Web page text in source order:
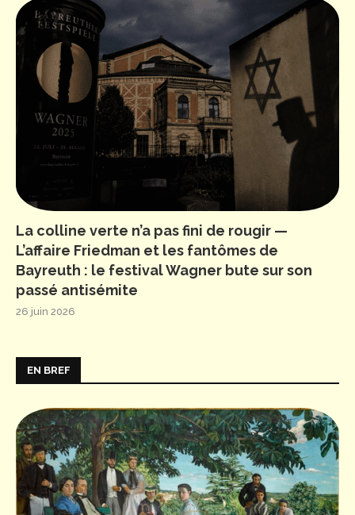
La colline verte n’a pas fini de rougir —
L’affaire Friedman et les fantômes de
Bayreuth : le festival Wagner bute sur son
passé antisémite
26 juin 2026
EN BREF